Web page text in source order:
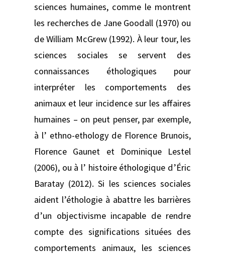
sciences humaines, comme le montrent
les recherches de Jane Goodall (1970) ou
de William McGrew (1992). À leur tour, les
sciences sociales se servent des
connaissances éthologiques pour
interpréter les comportements des
animaux et leur incidence sur les affaires
humaines – on peut penser, par exemple,
à l’ ethno-ethology de Florence Brunois,
Florence Gaunet et Dominique Lestel
(2006), ou à l’ histoire éthologique d’Éric
Baratay (2012). Si les sciences sociales
aident l’éthologie à abattre les barrières
d’un objectivisme incapable de rendre
compte des significations situées des
comportements animaux, les sciences